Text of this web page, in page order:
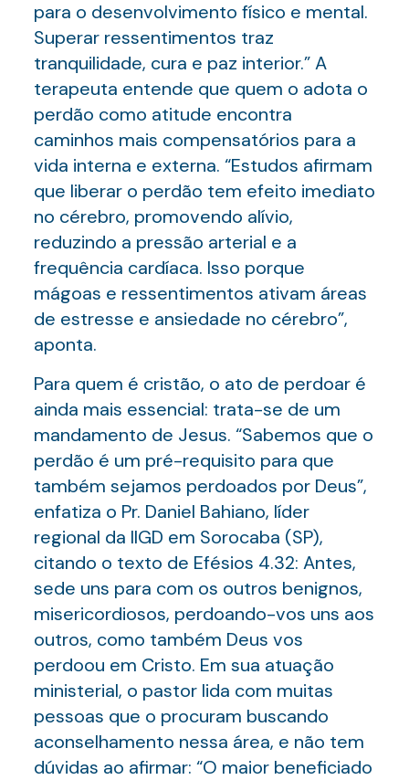
para o desenvolvimento físico e mental.
Superar ressentimentos traz
tranquilidade, cura e paz interior.” A
terapeuta entende que quem o adota o
perdão como atitude encontra
caminhos mais compensatórios para a
vida interna e externa. “Estudos afirmam
que liberar o perdão tem efeito imediato
no cérebro, promovendo alívio,
reduzindo a pressão arterial e a
frequência cardíaca. Isso porque
mágoas e ressentimentos ativam áreas
de estresse e ansiedade no cérebro”,
aponta.
Para quem é cristão, o ato de perdoar é
ainda mais essencial: trata-se de um
mandamento de Jesus. “Sabemos que o
perdão é um pré-requisito para que
também sejamos perdoados por Deus”,
enfatiza o Pr. Daniel Bahiano, líder
regional da IIGD em Sorocaba (SP),
citando o texto de Efésios 4.32: Antes,
sede uns para com os outros benignos,
misericordiosos, perdoando-vos uns aos
outros, como também Deus vos
perdoou em Cristo. Em sua atuação
ministerial, o pastor lida com muitas
pessoas que o procuram buscando
aconselhamento nessa área, e não tem
dúvidas ao afirmar: “O maior beneficiado